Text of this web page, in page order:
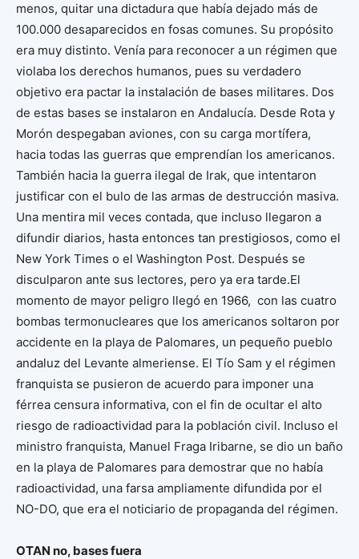
menos, quitar una dictadura que había dejado más de
100.000 desaparecidos en fosas comunes. Su propósito
era muy distinto. Venía para reconocer a un régimen que
violaba los derechos humanos, pues su verdadero
objetivo era pactar la instalación de bases militares. Dos
de estas bases se instalaron en Andalucía. Desde Rota y
Morón despegaban aviones, con su carga mortífera,
hacia todas las guerras que emprendían los americanos.
También hacia la guerra ilegal de Irak, que intentaron
justificar con el bulo de las armas de destrucción masiva.
Una mentira mil veces contada, que incluso llegaron a
difundir diarios, hasta entonces tan prestigiosos, como el
New York Times o el Washington Post. Después se
disculparon ante sus lectores, pero ya era tarde.El
momento de mayor peligro llegó en 1966, con las cuatro
bombas termonucleares que los americanos soltaron por
accidente en la playa de Palomares, un pequeño pueblo
andaluz del Levante almeriense. El Tío Sam y el régimen
franquista se pusieron de acuerdo para imponer una
férrea censura informativa, con el fin de ocultar el alto
riesgo de radioactividad para la población civil. Incluso el
ministro franquista, Manuel Fraga Iribarne, se dio un baño
en la playa de Palomares para demostrar que no había
radioactividad, una farsa ampliamente difundida por el
NO-DO, que era el noticiario de propaganda del régimen.
OTAN no, bases fuera